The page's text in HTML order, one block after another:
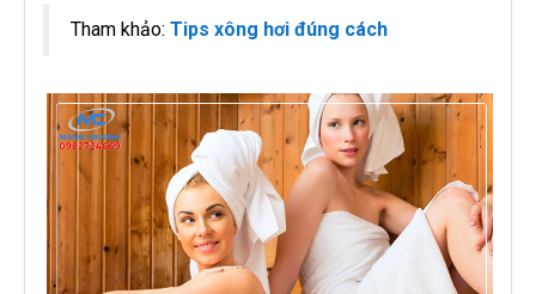
Tham khảo: Tips xông hơi đúng cách